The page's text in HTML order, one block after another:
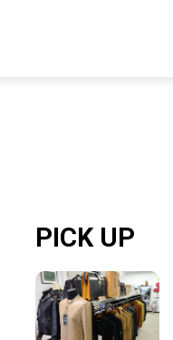
PICK UP